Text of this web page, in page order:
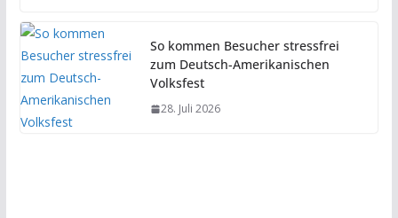
So kommen Besucher stressfrei
zum Deutsch-Amerikanischen
Volksfest
28. Juli 2026